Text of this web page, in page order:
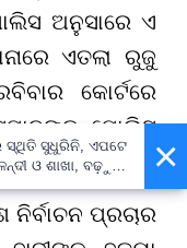
ଅନୁସାରେ ଏ
ଏତଲା ରୁଜୁ
କୋର୍ଟରେ
ପୋଲିସ
ପ୍ରଚାର
×
ସ୍ଥିତି ସୁଧୁରିନି, ଏପଟେ
ଓ ଶାଖା, ବଢ଼ୁଛି